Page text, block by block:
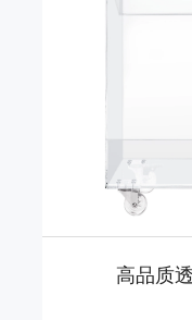
高品质